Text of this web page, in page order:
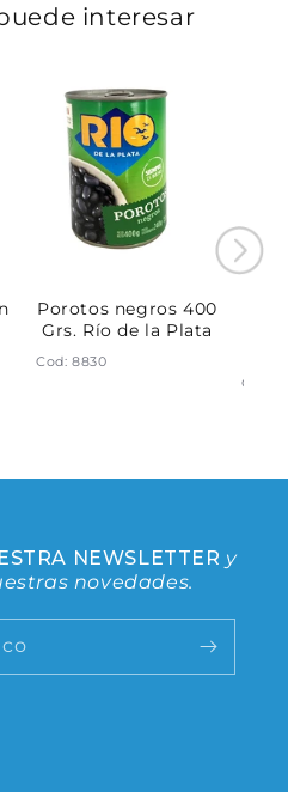
interesar
Porotos negros 400
Grs. Río de la Plata
Cod: 8830
Cod:
NEWSLETTER y
novedades.